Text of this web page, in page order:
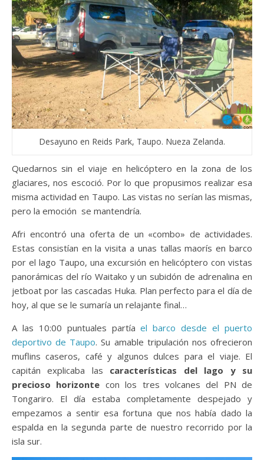
Desayuno en Reids Park, Taupo. Nueza Zelanda.
Quedarnos sin el viaje en helicóptero en la zona de los
glaciares, nos escoció. Por lo que propusimos realizar esa
misma actividad en Taupo. Las vistas no serían las mismas,
pero la emoción se mantendría.
Afri encontró una oferta de un «combo» de actividades.
Estas consistían en la visita a unas tallas maorís en barco
por el lago Taupo, una excursión en helicóptero con vistas
panorámicas del río Waitako y un subidón de adrenalina en
jetboat por las cascadas Huka. Plan perfecto para el día de
hoy, al que se le sumaría un relajante final…
A las 10:00 puntuales partíael barco desde el puerto
deportivo de Taupo. Su amable tripulación nos ofrecieron
muflins caseros, café y algunos dulces para el viaje. El
capitán explicaba las características del lago y su
precioso horizonte con los tres volcanes del PN de
Tongariro. El día estaba completamente despejado y
empezamos a sentir esa fortuna que nos había dado la
espalda en la segunda parte de nuestro recorrido por la
isla sur.